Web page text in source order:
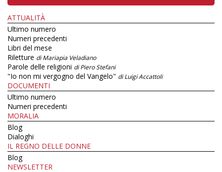
ATTUALITÀ
Ultimo numero
Numeri precedenti
Libri del mese
Riletture di Mariapia Veladiano
Parole delle religioni di Piero Stefani
"Io non mi vergogno del Vangelo" di Luigi Accattoli
DOCUMENTI
Ultimo numero
Numeri precedenti
MORALIA
Blog
Dialoghi
IL REGNO DELLE DONNE
Blog
NEWSLETTER